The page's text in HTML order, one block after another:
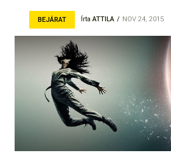
BEJÁRAT ÍrtaATTILA NOV 24, 2015